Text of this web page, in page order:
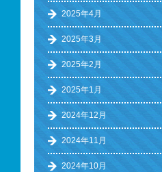
2025年4月
2025年3月
2025年2月
2025年1月
2024年12月
2024年11月
2024年10月